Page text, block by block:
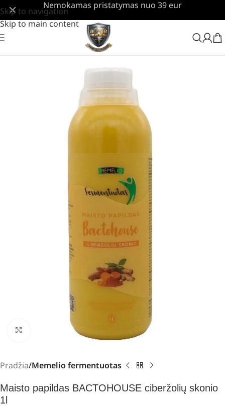
Skip to navigation
Skip to main content
Nemokamas pristatymas nuo 39 eur
Pradžia Memelio fermentuotas
Maisto papildas BACTOHOUSE ciberžolių skonio
1l